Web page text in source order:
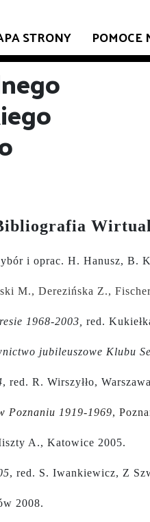
STRONY POMOCE
i oprac. H. Hanusz, B.
M., Derezińska Z.,
1968-2003, red.
jubileuszowe Klubu
, red. R. Wirszyłło,
Poznaniu 1919-1969,
A., Katowice 2005.
, red. S. Iwankiewicz, Z
2008.